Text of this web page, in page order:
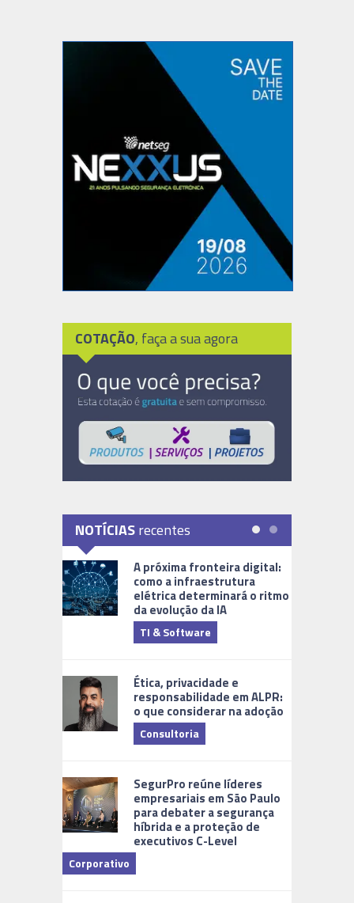
COTAÇÃO, faça a sua agora
NOTÍCIASrecentes
A próxima fronteira digital:
como a infraestrutura
elétrica determinará o ritmo
da evolução da IA
TI & Software
Ética, privacidade e
responsabilidade em ALPR:
o que considerar na adoção
Consultoria
SegurPro reúne líderes
empresariais em São Paulo
para debater a segurança
híbrida e a proteção de
executivos C-Level
Corporativo